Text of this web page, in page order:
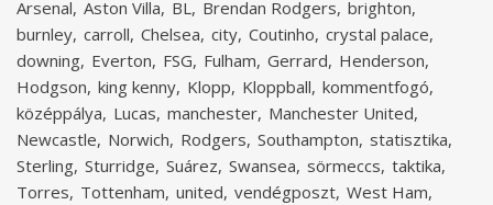
Arsenal Aston Villa BL Brendan Rodgers brighton
burnley carroll Chelsea city Coutinho crystal palace
downing Everton FSG Fulham Gerrard Henderson
Hodgson king kenny Klopp Kloppball kommentfogó
középpálya Lucas manchester Manchester United
Newcastle Norwich Rodgers Southampton statisztika
Sterling Sturridge Suárez Swansea sörmeccs taktika
Torres Tottenham united vendégposzt West Ham